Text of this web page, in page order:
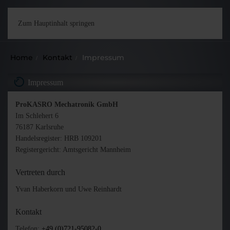
Zum Hauptinhalt springen
Home Kontakt Impressum
Impressum
ProKASRO Mechatronik GmbH
Im Schlehert 6
76187 Karlsruhe
Handelsregister: HRB 109201
Registergericht: Amtsgericht Mannheim
Vertreten durch
Yvan Haberkorn und Uwe Reinhardt
Kontakt